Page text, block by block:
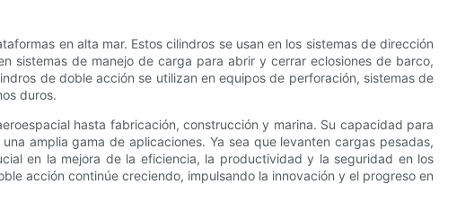
en alta mar. Estos cilindros se usan en los sistemas de dirección
sistemas de manejo de carga para abrir y cerrar eclosiones de barco,
de doble acción se utilizan en equipos de perforación, sistemas de
duros.
hasta fabricación, construcción y marina. Su capacidad para
amplia gama de aplicaciones. Ya sea que levanten cargas pesadas,
en la mejora de la eficiencia, la productividad y la seguridad en los
acción continúe creciendo, impulsando la innovación y el progreso en